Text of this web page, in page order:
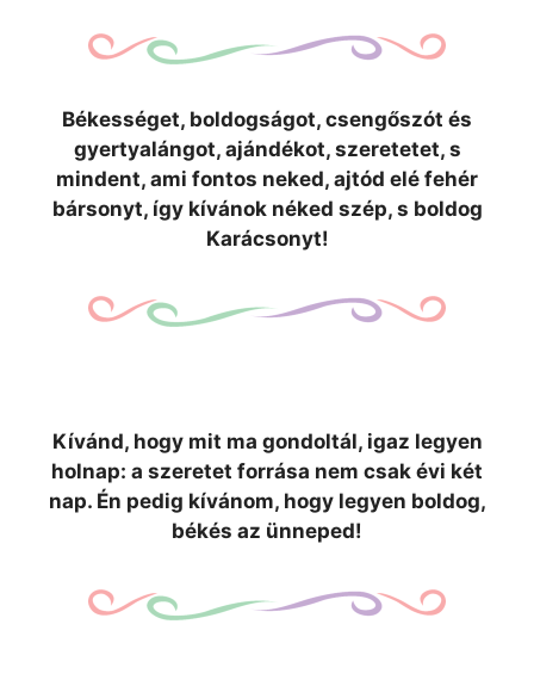
Békességet, boldogságot, csengőszót és
gyertyalángot, ajándékot, szeretetet, s
mindent, ami fontos neked, ajtód elé fehér
bársonyt, így kívánok néked szép, s boldog
Karácsonyt!
Kívánd, hogy mit ma gondoltál, igaz legyen
holnap: a szeretet forrása nem csak évi két
nap. Én pedig kívánom, hogy legyen boldog,
békés az ünneped!